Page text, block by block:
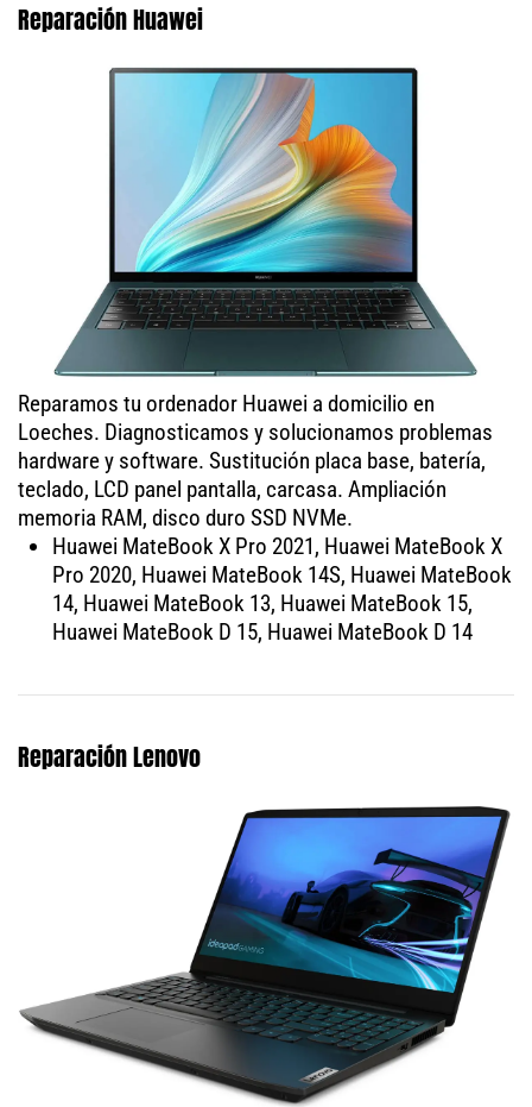
Reparación Huawei
Reparamos tu ordenador Huawei a domicilio en
Loeches. Diagnosticamos y solucionamos problemas
hardware y software. Sustitución placa base, batería,
teclado, LCD panel pantalla, carcasa. Ampliación
memoria RAM, disco duro SSD NVMe.
Huawei MateBook X Pro 2021, Huawei MateBook X
Pro 2020, Huawei MateBook 14S, Huawei MateBook
14, Huawei MateBook 13, Huawei MateBook 15,
Huawei MateBook D 15, Huawei MateBook D 14
Reparación Lenovo